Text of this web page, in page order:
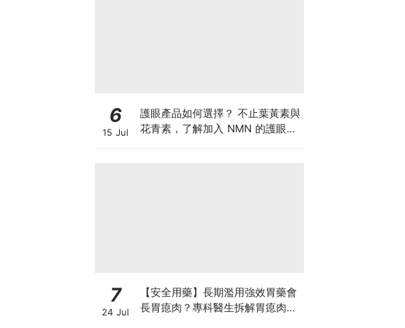
6
15 Jul
護眼產品如何選擇？ 不止葉黃素與
花青素，了解加入 NMN 的護眼方
7
24 Jul
【安全用藥】長期濫用強效胃藥會
長胃瘜肉？專科醫生拆解胃瘜肉癌